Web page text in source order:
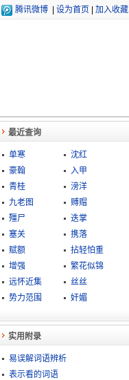
腾讯微博 设为首页 加入收藏
最近查询
单寒
沈红
豪翰
入甲
青桂
滂洋
九老图
赙赗
殭尸
迭掌
塞关
携落
赋额
拈轻怕重
增强
繁花似锦
远怀近集
丝丝
势力范围
奸媚
实用附录
易误解词语辨析
表示看的词语